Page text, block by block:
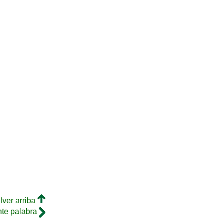
arriba
palabra